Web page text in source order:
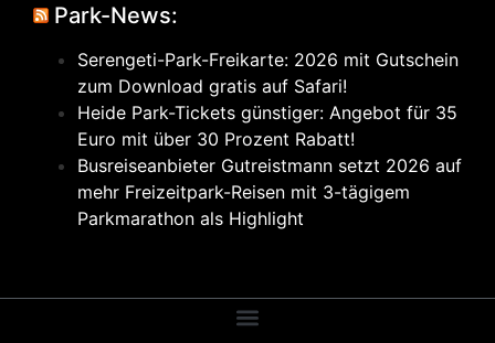
Park-News:
Serengeti-Park-Freikarte: 2026 mit Gutschein
zum Download gratis auf Safari!
Heide Park-Tickets günstiger: Angebot für 35
Euro mit über 30 Prozent Rabatt!
Busreiseanbieter Gutreistmann setzt 2026 auf
mehr Freizeitpark-Reisen mit 3-tägigem
Parkmarathon als Highlight